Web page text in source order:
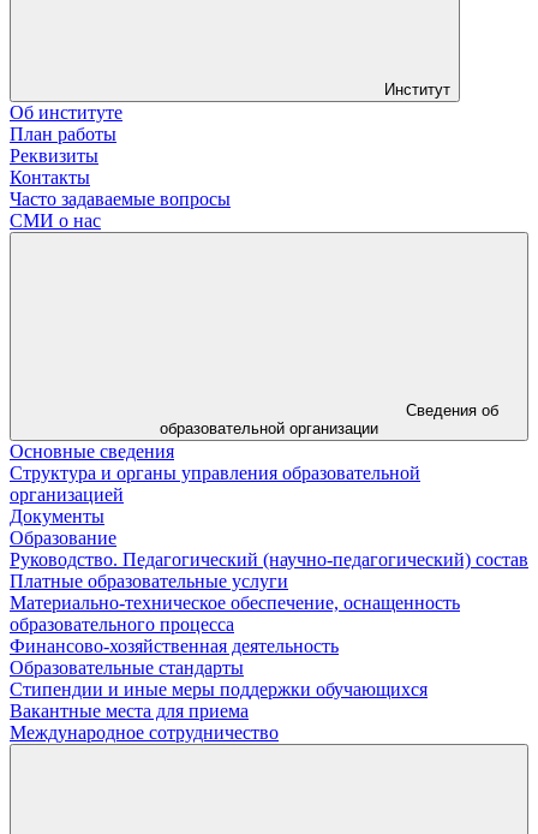
Институт
Об институте
План работы
Реквизиты
Контакты
Часто задаваемые вопросы
СМИ о нас
Сведения об
образовательной организации
Основные сведения
Структура и органы управления образовательной
организацией
Документы
Образование
Руководство. Педагогический (научно-педагогический) состав
Платные образовательные услуги
Материально-техническое обеспечение, оснащенность
образовательного процесса
Финансово-хозяйственная деятельность
Образовательные стандарты
Стипендии и иные меры поддержки обучающихся
Вакантные места для приема
Международное сотрудничество